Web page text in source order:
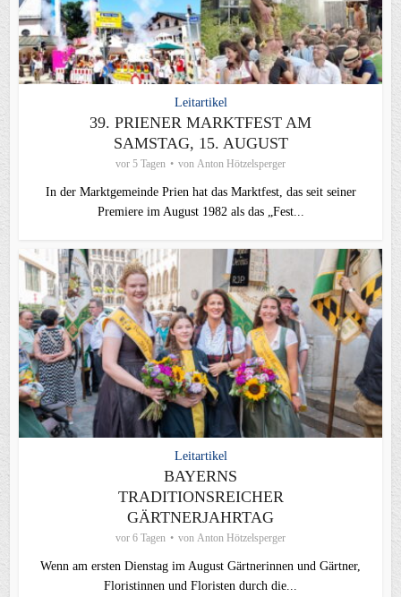
Leitartikel
39. PRIENER MARKTFEST AM
SAMSTAG, 15. AUGUST
vor 5 Tagen von Anton Hötzelsperger
In der Marktgemeinde Prien hat das Marktfest, das seit seiner
Premiere im August 1982 als das „Fest...
Leitartikel
BAYERNS
TRADITIONSREICHER
GÄRTNERJAHRTAG
vor 6 Tagen von Anton Hötzelsperger
Wenn am ersten Dienstag im August Gärtnerinnen und Gärtner,
Floristinnen und Floristen durch die...